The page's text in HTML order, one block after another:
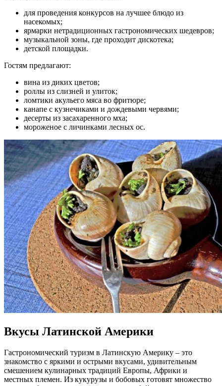
для проведения конкурсов на лучшее блюдо из
насекомых;
ярмарки нетрадиционных гастрономических шедевров;
музыкальной зоны, где проходит дискотека;
детской площадки.
Гостям предлагают:
вина из диких цветов;
роллы из слизней и улиток;
ломтики акульего мяса во фритюре;
канапе с кузнечиками и дождевыми червями;
десерты из засахаренного мха;
мороженое с личинками лесных ос.
Вкусы Латинской Америки
Гастрономический туризм в Латинскую Америку – это
знакомство с яркими и острыми вкусами, удивительным
смешением кулинарных традиций Европы, Африки и
местных племен. Из кукурузы и бобовых готовят множество